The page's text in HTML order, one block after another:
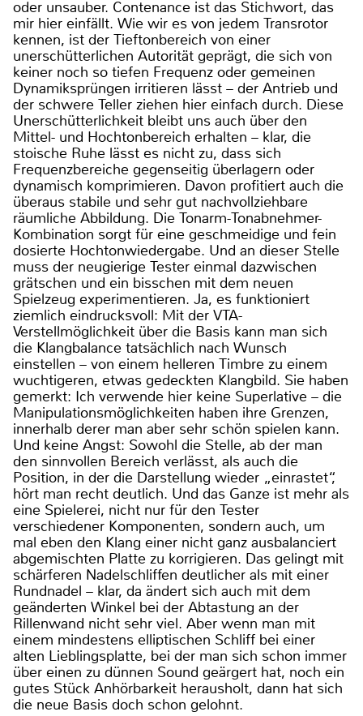
oder unsauber. Contenance ist das Stichwort, das
mir hier einfällt. Wie wir es von jedem Transrotor
kennen, ist der Tieftonbereich von einer
unerschütterlichen Autorität geprägt, die sich von
keiner noch so tiefen Frequenz oder gemeinen
Dynamiksprüngen irritieren lässt – der Antrieb und
der schwere Teller ziehen hier einfach durch. Diese
Unerschütterlichkeit bleibt uns auch über den
Mittel- und Hochtonbereich erhalten – klar, die
stoische Ruhe lässt es nicht zu, dass sich
Frequenzbereiche gegenseitig überlagern oder
dynamisch komprimieren. Davon profitiert auch die
überaus stabile und sehr gut nachvollziehbare
räumliche Abbildung. Die Tonarm-Tonabnehmer-
Kombination sorgt für eine geschmeidige und fein
dosierte Hochtonwiedergabe. Und an dieser Stelle
muss der neugierige Tester einmal dazwischen
grätschen und ein bisschen mit dem neuen
Spielzeug experimentieren. Ja, es funktioniert
ziemlich eindrucksvoll: Mit der VTA-
Verstellmöglichkeit über die Basis kann man sich
die Klangbalance tatsächlich nach Wunsch
einstellen – von einem helleren Timbre zu einem
wuchtigeren, etwas gedeckten Klangbild. Sie haben
gemerkt: Ich verwende hier keine Superlative – die
Manipulationsmöglichkeiten haben ihre Grenzen,
innerhalb derer man aber sehr schön spielen kann.
Und keine Angst: Sowohl die Stelle, ab der man
den sinnvollen Bereich verlässt, als auch die
Position, in der die Darstellung wieder „einrastet“,
hört man recht deutlich. Und das Ganze ist mehr als
eine Spielerei, nicht nur für den Tester
verschiedener Komponenten, sondern auch, um
mal eben den Klang einer nicht ganz ausbalanciert
abgemischten Platte zu korrigieren. Das gelingt mit
schärferen Nadelschliffen deutlicher als mit einer
Rundnadel – klar, da ändert sich auch mit dem
geänderten Winkel bei der Abtastung an der
Rillenwand nicht sehr viel. Aber wenn man mit
einem mindestens elliptischen Schliff bei einer
alten Lieblingsplatte, bei der man sich schon immer
über einen zu dünnen Sound geärgert hat, noch ein
gutes Stück Anhörbarkeit herausholt, dann hat sich
die neue Basis doch schon gelohnt.